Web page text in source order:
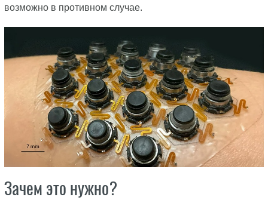
возможно в противном случае.
Зачем это нужно?